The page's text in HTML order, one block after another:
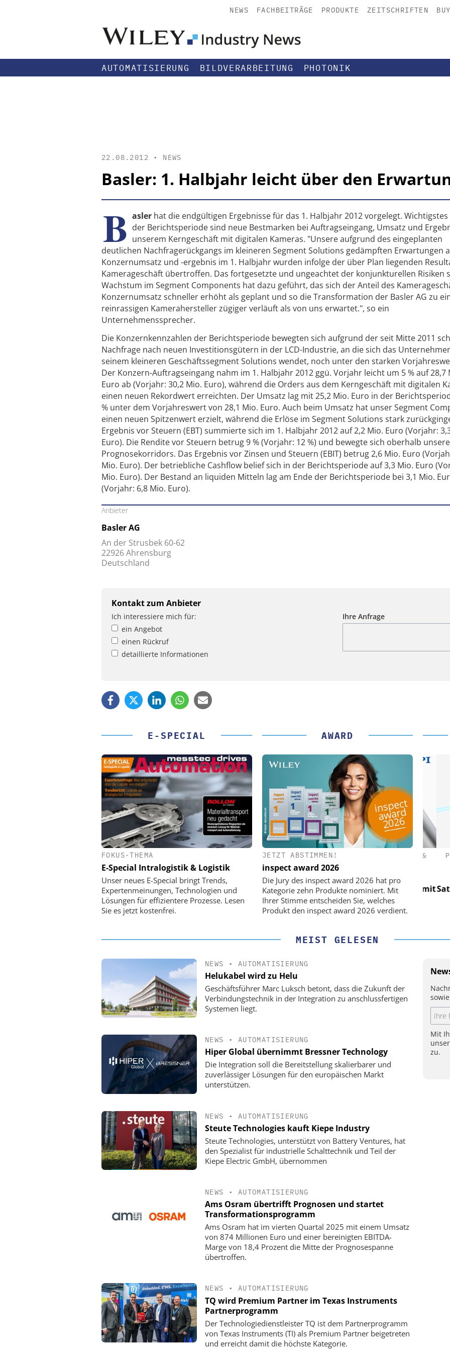
NEWS FACHBEITRÄGE PRODUKTE ZEITSCHRIFTEN
AUTOMATISIERUNG BILDVERARBEITUNG PHOTONIK
22.08.2012 • NEWS
Basler: 1. Halbjahr leicht über den
B asler hat die endgültigen Ergebnisse für das 1. Halbjahr 2012 vorgelegt.
der Berichtsperiode sind neue Bestmarken bei Auftragseingang, Umsatz und
unserem Kerngeschäft mit digitalen Kameras. "Unsere aufgrund des eingeplanten
deutlichen Nachfragerückgangs im kleineren Segment Solutions gedämpften Erwartungen
Konzernumsatz und -ergebnis im 1. Halbjahr wurden infolge der über Plan liegenden
Kamerageschäft übertroffen. Das fortgesetzte und ungeachtet der konjunkturellen Risiken
Wachstum im Segment Components hat dazu geführt, das sich der Anteil des
Konzernumsatz schneller erhöht als geplant und so die Transformation der Basler AG zu
reinrassigen Kamerahersteller zügiger verläuft als von uns erwartet.", so ein
Unternehmenssprecher.
Die Konzernkennzahlen der Berichtsperiode bewegten sich aufgrund der seit Mitte 2011
Nachfrage nach neuen Investitionsgütern in der LCD-Industrie, an die sich das
seinem kleineren Geschäftssegment Solutions wendet, noch unter den starken
Der Konzern-Auftragseingang nahm im 1. Halbjahr 2012 ggü. Vorjahr leicht um 5 % auf 28,7
Euro ab (Vorjahr: 30,2 Mio. Euro), während die Orders aus dem Kerngeschäft mit digitalen
einen neuen Rekordwert erreichten. Der Umsatz lag mit 25,2 Mio. Euro in der
% unter dem Vorjahreswert von 28,1 Mio. Euro. Auch beim Umsatz hat unser Segment
einen neuen Spitzenwert erzielt, während die Erlöse im Segment Solutions stark
Ergebnis vor Steuern (EBT) summierte sich im 1. Halbjahr 2012 auf 2,2 Mio. Euro (Vorjahr:
Euro). Die Rendite vor Steuern betrug 9 % (Vorjahr: 12 %) und bewegte sich oberhalb
Prognosekorridors. Das Ergebnis vor Zinsen und Steuern (EBIT) betrug 2,6 Mio. Euro
Mio. Euro). Der betriebliche Cashflow belief sich in der Berichtsperiode auf 3,3 Mio. Euro
Mio. Euro). Der Bestand an liquiden Mitteln lag am Ende der Berichtsperiode bei 3,1 Mio.
(Vorjahr: 6,8 Mio. Euro).
Anbieter
Basler AG
An der Strusbek 60-62
22926 Ahrensburg
Deutschland
Kontakt zum Anbieter
Ich interessiere mich für:
ein Angebot
einen Rückruf
detaillierte Informationen
Ihre Anfrage
E-SPECIAL
FOKUS-THEMA
E-Special Intralogistik & Logistik
Unser neues E-Special bringt Trends,
Expertenmeinungen, Technologien und
Lösungen für effizientere Prozesse. Lesen
Sie es jetzt kostenfrei.
AWARD
JETZT ABSTIMMEN!
inspect award 2026
Die Jury des inspect award 2026 hat pro
Kategorie zehn Produkte nominiert. Mit
Ihrer Stimme entscheiden Sie, welches
Produkt den inspect award 2026 verdient.
PHYSIK INSTRUMENTE (PI) SE &
CO. KG
Optische Laserlinks für LEO-
Satelliten: Blitzschnelle Präzision mit
PI-Kippspiegeln!
PHYSIK INSTRUMENTE (PI) SE &
CO. KG
Optische Laserlinks für LEO-
Satelliten: Blitzschnelle Präzision mit
PI-Kippspiegeln!
MEIST GELESEN
NEWS • AUTOMATISIERUNG
Helukabel wird zu Helu
Geschäftsführer Marc Luksch betont, dass die Zukunft der
Verbindungstechnik in der Integration zu anschlussfertigen
Systemen liegt.
NEWS • AUTOMATISIERUNG
Hiper Global übernimmt Bressner Technology
Die Integration soll die Bereitstellung skalierbarer und
zuverlässiger Lösungen für den europäischen Markt
unterstützen.
NEWS • AUTOMATISIERUNG
Steute Technologies kauft Kiepe Industry
Steute Technologies, unterstützt von Battery Ventures, hat
den Spezialist für industrielle Schalttechnik und Teil der
Kiepe Electric GmbH, übernommen
NEWS • AUTOMATISIERUNG
Ams Osram übertrifft Prognosen und startet
Transformationsprogramm
Ams Osram hat im vierten Quartal 2025 mit einem Umsatz
von 874 Millionen Euro und einer bereinigten EBITDA-
Marge von 18,4 Prozent die Mitte der Prognosespanne
übertroffen.
NEWS • AUTOMATISIERUNG
TQ wird Premium Partner im Texas Instruments
Partnerprogramm
Der Technologiedienstleister TQ ist dem Partnerprogramm
von Texas Instruments (TI) als Premium Partner beigetreten
und erreicht damit die höchste Kategorie.
Mit
zu.